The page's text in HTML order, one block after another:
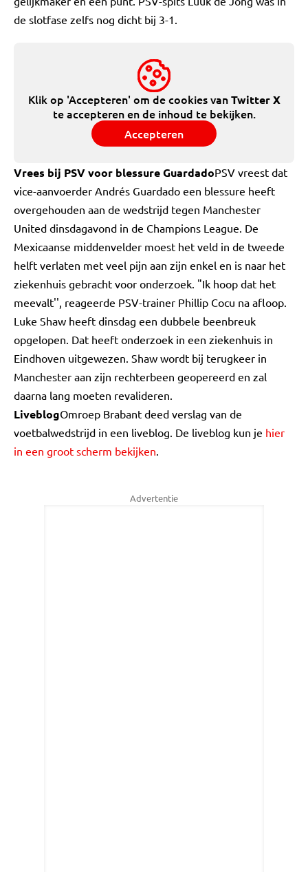
de slotfase zelfs nog dicht bij 3-1.
Klik op 'Accepteren' om de cookies vanTwitter X
te accepteren en de inhoud te bekijken.
Accepteren
Vrees bij PSV voor blessure GuardadoPSV vreest dat
vice-aanvoerder Andrés Guardado een blessure heeft
overgehouden aan de wedstrijd tegen Manchester
United dinsdagavond in de Champions League. De
Mexicaanse middenvelder moest het veld in de tweede
helft verlaten met veel pijn aan zijn enkel en is naar het
ziekenhuis gebracht voor onderzoek. "Ik hoop dat het
meevalt'', reageerde PSV-trainer Phillip Cocu na afloop.
Luke Shaw heeft dinsdag een dubbele beenbreuk
opgelopen. Dat heeft onderzoek in een ziekenhuis in
Eindhoven uitgewezen. Shaw wordt bij terugkeer in
Manchester aan zijn rechterbeen geopereerd en zal
daarna lang moeten revalideren.
LiveblogOmroep Brabant deed verslag van de
voetbalwedstrijd in een liveblog. De liveblog kun je hier
in een groot scherm bekijken.
Advertentie